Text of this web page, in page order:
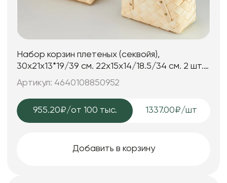
Набор корзин плетеных (секвойя),
30x21x13*19/39 см. 22x15x14/18.5/34 см. 2 шт.
выбеленный
Артикул: 4640108850952
955.20₽/от 100 тыс. 1337.00₽/шт
Добавить в корзину